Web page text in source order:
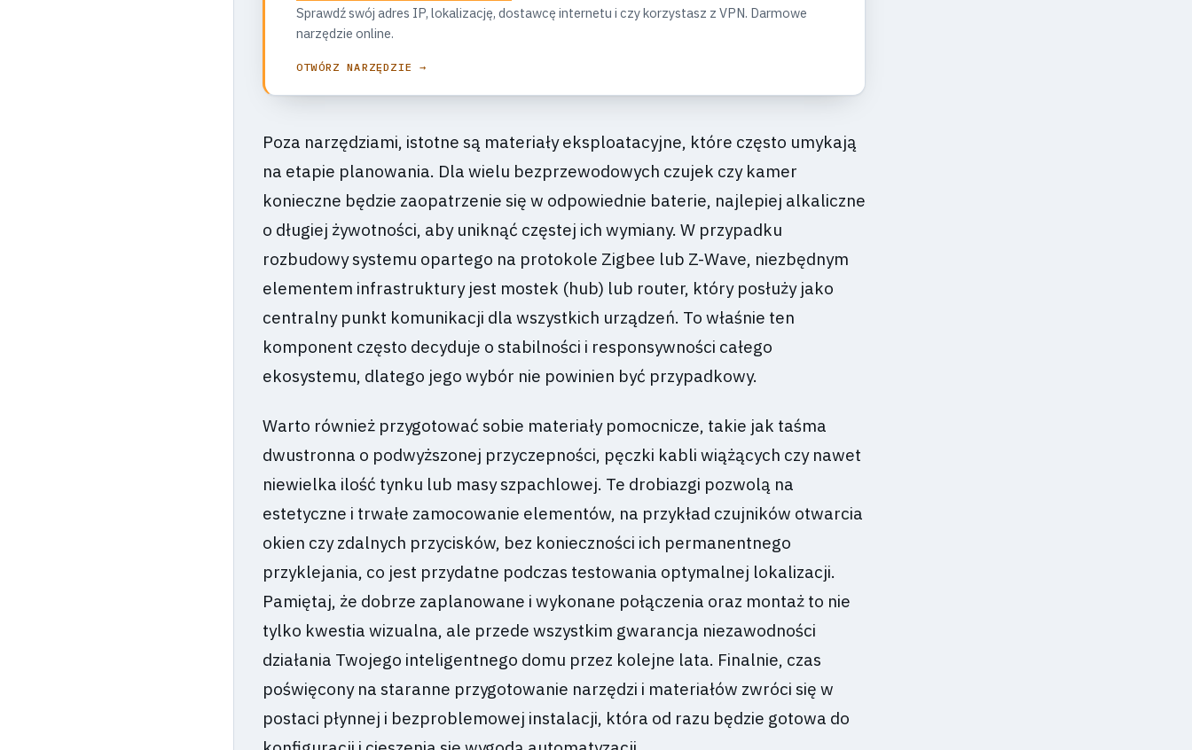
Sprawdź swój adres IP, lokalizację, dostawcę internetu i czy korzystasz z VPN. Darmowe
narzędzie online.
OTWÓRZ NARZĘDZIE →
Poza narzędziami, istotne są materiały eksploatacyjne, które często umykają
na etapie planowania. Dla wielu bezprzewodowych czujek czy kamer
konieczne będzie zaopatrzenie się w odpowiednie baterie, najlepiej alkaliczne
o długiej żywotności, aby uniknąć częstej ich wymiany. W przypadku
rozbudowy systemu opartego na protokole Zigbee lub Z-Wave, niezbędnym
elementem infrastruktury jest mostek (hub) lub router, który posłuży jako
centralny punkt komunikacji dla wszystkich urządzeń. To właśnie ten
komponent często decyduje o stabilności i responsywności całego
ekosystemu, dlatego jego wybór nie powinien być przypadkowy.
Warto również przygotować sobie materiały pomocnicze, takie jak taśma
dwustronna o podwyższonej przyczepności, pęczki kabli wiążących czy nawet
niewielka ilość tynku lub masy szpachlowej. Te drobiazgi pozwolą na
estetyczne i trwałe zamocowanie elementów, na przykład czujników otwarcia
okien czy zdalnych przycisków, bez konieczności ich permanentnego
przyklejania, co jest przydatne podczas testowania optymalnej lokalizacji.
Pamiętaj, że dobrze zaplanowane i wykonane połączenia oraz montaż to nie
tylko kwestia wizualna, ale przede wszystkim gwarancja niezawodności
działania Twojego inteligentnego domu przez kolejne lata. Finalnie, czas
poświęcony na staranne przygotowanie narzędzi i materiałów zwróci się w
postaci płynnej i bezproblemowej instalacji, która od razu będzie gotowa do